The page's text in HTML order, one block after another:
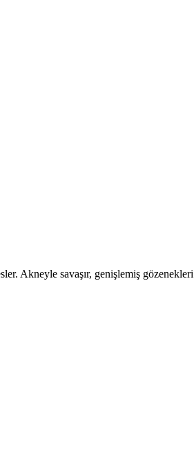
savaşır, genişlemiş gözenekleri